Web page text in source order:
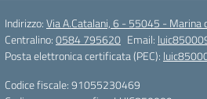
Indirizzo:Via A.Catalani, 6 - 55045 - Marina
Centralino:0584 795620 Email:
Posta elettronica certificata (PEC):
Codice fiscale: 91055230469